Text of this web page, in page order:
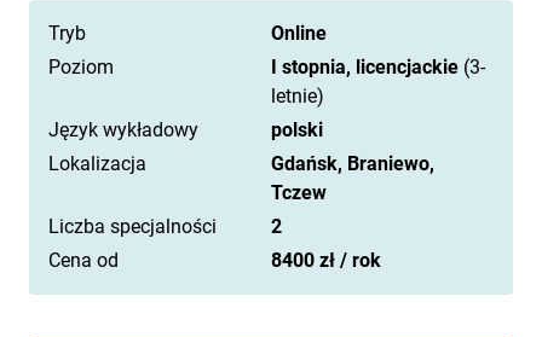
Tryb
Online
Poziom
I stopnia, licencjackie (3-
letnie)
Język wykładowy
polski
Lokalizacja
Gdańsk, Braniewo,
Tczew
Liczba specjalności
2
Cena od
8400 zł / rok